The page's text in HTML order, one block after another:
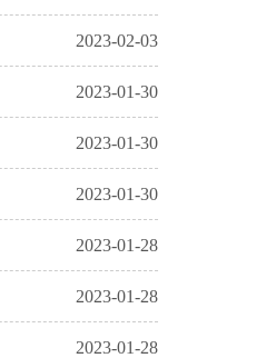
2023-02-03
2023-01-30
2023-01-30
2023-01-30
2023-01-28
2023-01-28
2023-01-28